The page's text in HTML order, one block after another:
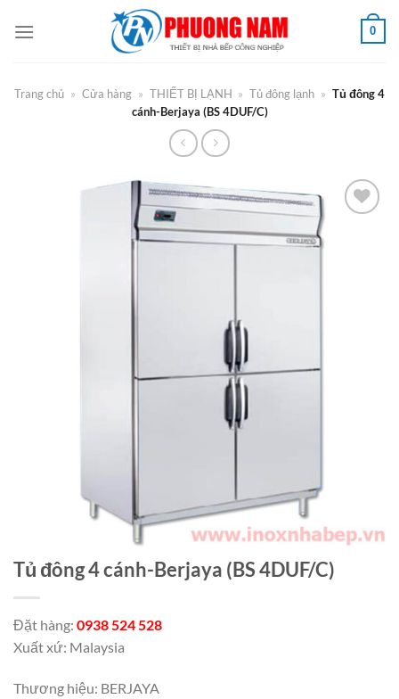
qua
0
Trang chủ » Cửa hàng » THIẾT BỊ LẠNH » Tủ đông lạnh » Tủ đông 4
cánh-Berjaya (BS 4DUF/C)
Tủ đông 4 cánh-Berjaya (BS 4DUF/C)
Đặt hàng: 0938 524 528
Xuất xứ: Malaysia
Thương hiệu: BERJAYA